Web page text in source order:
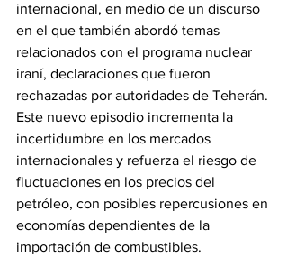
internacional, en medio de un discurso
en el que también abordó temas
relacionados con el programa nuclear
iraní, declaraciones que fueron
rechazadas por autoridades de Teherán.
Este nuevo episodio incrementa la
incertidumbre en los mercados
internacionales y refuerza el riesgo de
fluctuaciones en los precios del
petróleo, con posibles repercusiones en
economías dependientes de la
importación de combustibles.